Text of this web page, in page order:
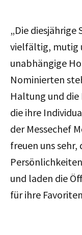
„Die
vielfältig, mutig
unabhängige
Nominierten
Haltung und
die ihre
der Messechef
freuen uns
und laden die
für ihre